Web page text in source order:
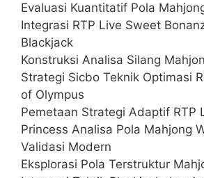
Evaluasi Kuantitatif Pola
Integrasi RTP Live Sweet
Blackjack
Konstruksi Analisa Silang
Strategi Sicbo Teknik Optimasi
of Olympus
Pemetaan Strategi Adaptif RTP
Princess Analisa Pola Mahjong
Validasi Modern
Eksplorasi Pola Terstruktur